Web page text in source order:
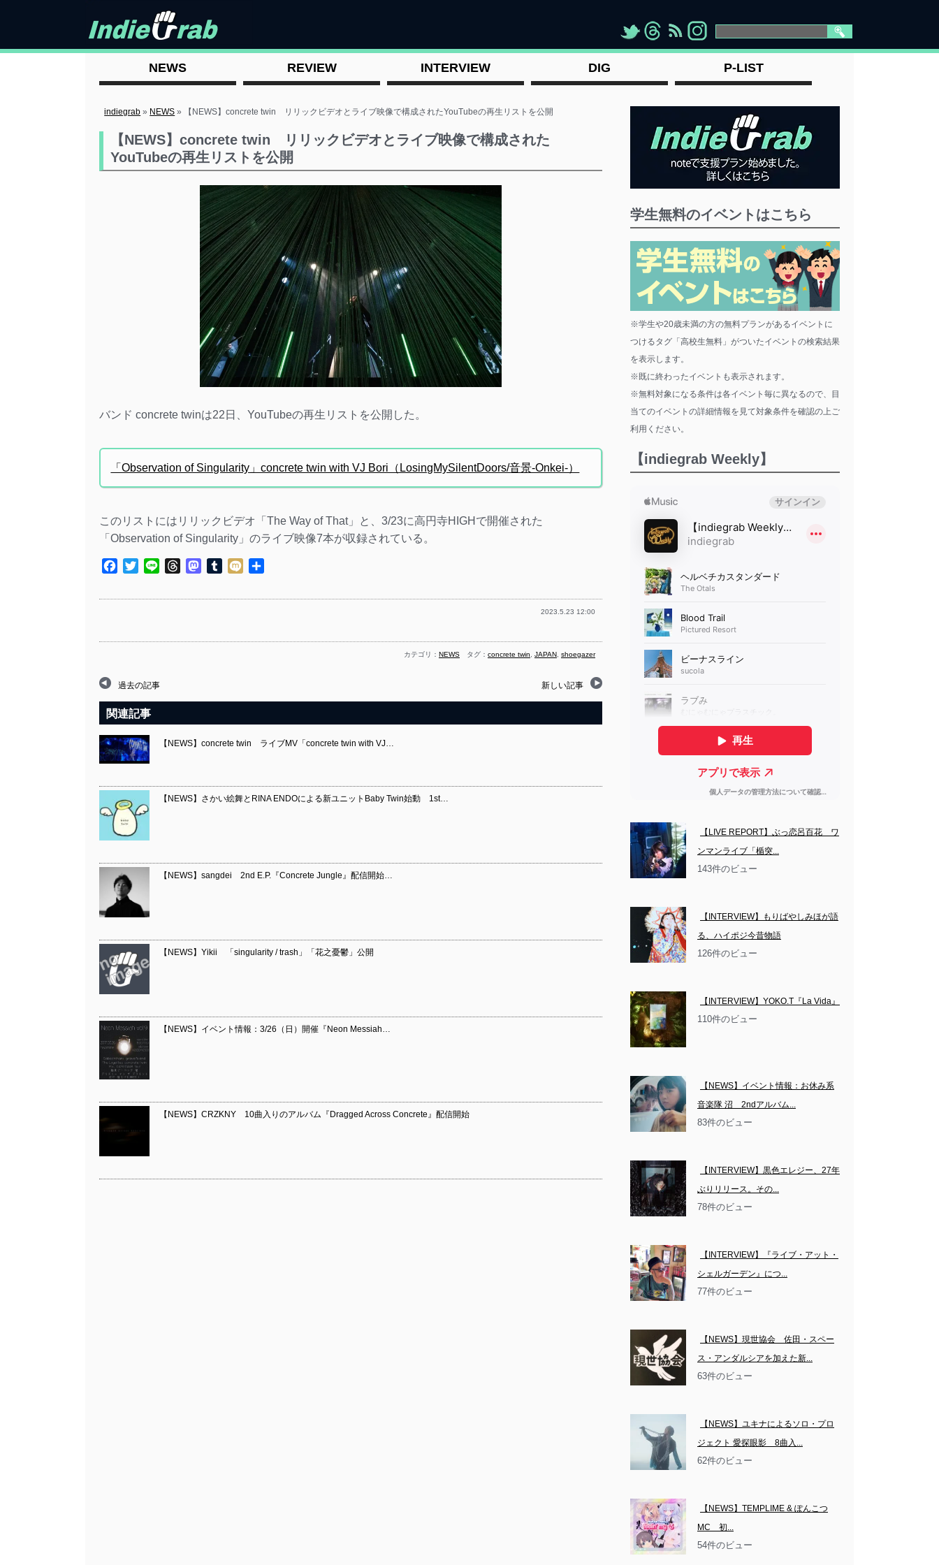
"> "> "> " >
NEWS REVIEW INTERVIEW DIG P-LIST
indiegrab » NEWS » 【NEWS】concrete twin リリックビデオとライブ映像で構成されたYouTubeの再生リストを公開
【NEWS】concrete twin リリックビデオとライブ映像で構成された
YouTubeの再生リストを公開
バンド concrete twinは22日、YouTubeの再生リストを公開した。
「Observation of Singularity」concrete twin with VJ Bori（LosingMySilentDoors/音景-Onkei-）
このリストにはリリックビデオ「The Way of That」と、3/23に高円寺HIGHで開催された
「Observation of Singularity」のライブ映像7本が収録されている。
Facebook
TwitterLine ThreadsMastodon
TumblrMixi
2023.5.23 12:00
カテゴリ： NEWS タグ： concrete twin, JAPAN, shoegazer
過去の記事 新しい記事
関連記事
【NEWS】concrete twin ライブMV「concrete twin with VJ…
【NEWS】さかい絵舞とRINA ENDOによる新ユニットBaby Twin始動 1st…
【NEWS】sangdei 2nd E.P.『Concrete Jungle』配信開始…
【NEWS】Yikii 「singularity / trash」「花之憂鬱」公開
【NEWS】イベント情報：3/26（日）開催『Neon Messiah…
【NEWS】CRZKNY 10曲入りのアルバム『Dragged Across Concrete』配信開始
学生無料のイベントはこちら
※学生や20歳未満の方の無料プランがあるイベントに
つけるタグ「高校生無料」がついたイベントの検索結果
を表示します。
※既に終わったイベントも表示されます。
※無料対象になる条件は各イベント毎に異なるので、目
当てのイベントの詳細情報を見て対象条件を確認の上ご
利用ください。
【indiegrab Weekly】
【LIVE REPORT】ぶっ恋呂百花　ワ
ンマンライブ「楯突...
143件のビュー
【INTERVIEW】もりばやしみほが語
る、ハイポジ今昔物語
126件のビュー
【INTERVIEW】YOKO.T『La Vida』
110件のビュー
【NEWS】イベント情報：お休み系
音楽隊 沼　2ndアルバム...
83件のビュー
【INTERVIEW】黒色エレジー、27年
ぶりリリース。その...
78件のビュー
【INTERVIEW】『ライブ・アット・
シェルガーデン』につ...
77件のビュー
【NEWS】現世協会　佐田・スペー
ス・アンダルシアを加えた新...
63件のビュー
【NEWS】ユキナによるソロ・プロ
ジェクト 愛探眼影　8曲入...
62件のビュー
【NEWS】TEMPLIME & ぽんこつ
MC　初...
54件のビュー